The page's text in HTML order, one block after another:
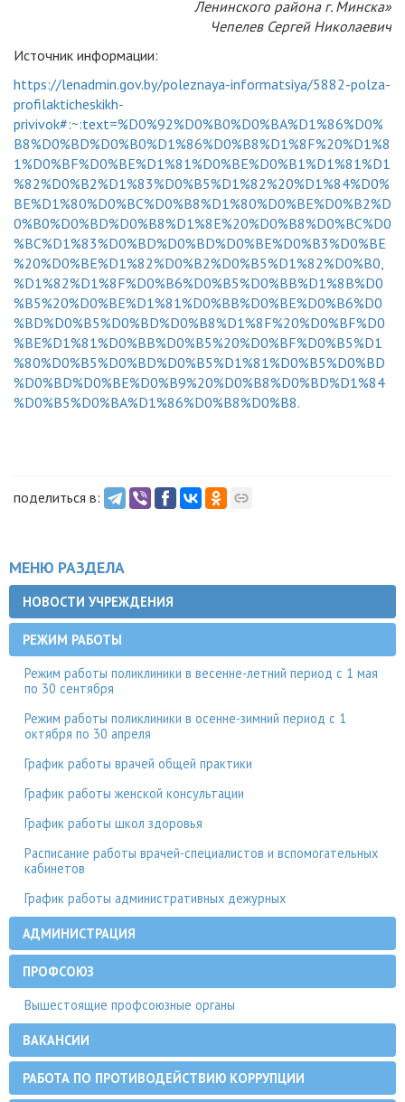
Ленинского района г. Минска»
Чепелев Сергей Николаевич
Источник информации:
https://lenadmin.gov.by/poleznaya-informatsiya/5882-polza-
profilakticheskikh-
privivok#:~:text=%D0%92%D0%B0%D0%BA%D1%86%D0%
B8%D0%BD%D0%B0%D1%86%D0%B8%D1%8F%20%D1%8
1%D0%BF%D0%BE%D1%81%D0%BE%D0%B1%D1%81%D1
%82%D0%B2%D1%83%D0%B5%D1%82%20%D1%84%D0%
BE%D1%80%D0%BC%D0%B8%D1%80%D0%BE%D0%B2%D
0%B0%D0%BD%D0%B8%D1%8E%20%D0%B8%D0%BC%D0
%BC%D1%83%D0%BD%D0%BD%D0%BE%D0%B3%D0%BE
%20%D0%BE%D1%82%D0%B2%D0%B5%D1%82%D0%B0,
%D1%82%D1%8F%D0%B6%D0%B5%D0%BB%D1%8B%D0
%B5%20%D0%BE%D1%81%D0%BB%D0%BE%D0%B6%D0
%BD%D0%B5%D0%BD%D0%B8%D1%8F%20%D0%BF%D0
%BE%D1%81%D0%BB%D0%B5%20%D0%BF%D0%B5%D1
%80%D0%B5%D0%BD%D0%B5%D1%81%D0%B5%D0%BD
%D0%BD%D0%BE%D0%B9%20%D0%B8%D0%BD%D1%84
%D0%B5%D0%BA%D1%86%D0%B8%D0%B8.
поделиться в:
МЕНЮ РАЗДЕЛА
НОВОСТИ УЧРЕЖДЕНИЯ
РЕЖИМ РАБОТЫ
Режим работы поликлиники в весенне-летний период с 1 мая
по 30 сентября
Режим работы поликлиники в осенне-зимний период с 1
октября по 30 апреля
График работы врачей общей практики
График работы женской консультации
График работы школ здоровья
Расписание работы врачей-специалистов и вспомогательных
кабинетов
График работы административных дежурных
АДМИНИСТРАЦИЯ
ПРОФСОЮЗ
Вышестоящие профсоюзные органы
ВАКАНСИИ
РАБОТА ПО ПРОТИВОДЕЙСТВИЮ КОРРУПЦИИ